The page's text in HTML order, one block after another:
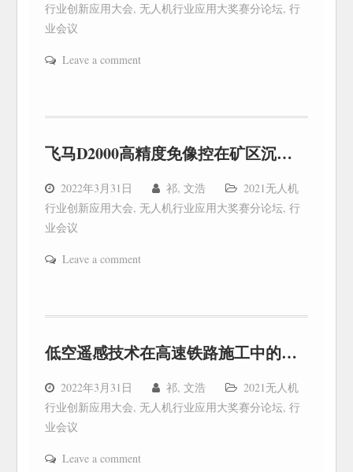
行业创新应用大会, 无人机行业应用大奖赛分论坛,行
业会议
Leave a comment
飞马D2000高精度免像控在矿区沉陷监测中的应用
2022年3月31日 祁, 文浩
2021无人机
行业创新应用大会, 无人机行业应用大奖赛分论坛,行
业会议
Leave a comment
低空遥感技术在高速铁路施工中的应用
2022年3月31日 祁, 文浩
2021无人机
行业创新应用大会, 无人机行业应用大奖赛分论坛,行
业会议
Leave a comment